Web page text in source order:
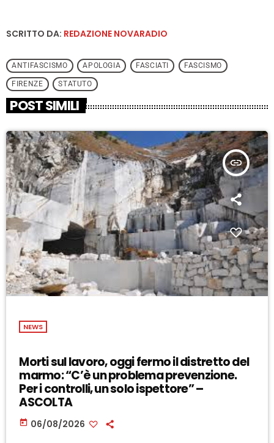
SCRITTO DA: REDAZIONE NOVARADIO
ANTIFASCISMO APOLOGIA FASCIATI FASCISMO
FIRENZE STATUTO
POST SIMILI
insert_link
NEWS
Morti sul lavoro, oggi fermo il distretto del
marmo: “C’è un problema prevenzione.
Per i controlli, un solo ispettore” –
ASCOLTA
today 06/08/2026